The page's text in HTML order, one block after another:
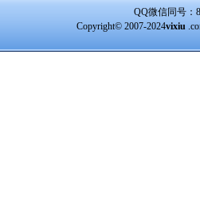
QQ微信同号：
Copyright© 2007-2024vixiu